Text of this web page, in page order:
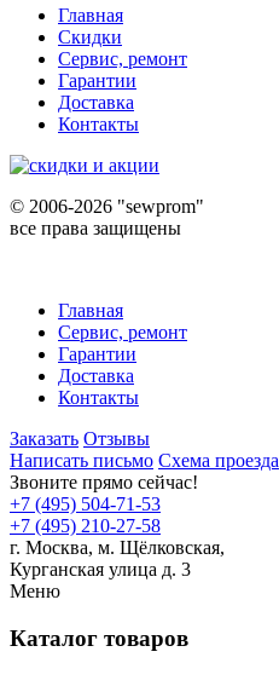
Главная
Скидки
Сервис, ремонт
Гарантии
Доставка
Контакты
© 2006-2026 "sewprom"
все права защищены
Главная
Сервис, ремонт
Гарантии
Доставка
Контакты
Заказать Отзывы
Написать письмо Схема проезда
Звоните прямо сейчас!
+7 (495) 504-71-53
+7 (495) 210-27-58
г. Москва, м. Щёлковская,
Курганская улица д. 3
Меню
Каталог товаров